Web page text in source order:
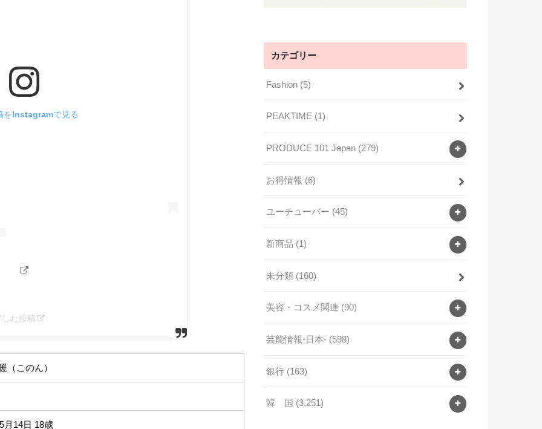
をInstagramで見る
た投稿
（このん）
月14日 18歳
カテゴリー
Fashion (5)
PEAKTIME (1)
PRODUCE 101 Japan (279)
お得情報 (6)
ユーチューバー (45)
新商品 (1)
未分類 (160)
美容・コスメ関連 (90)
芸能情報-日本- (598)
銀行 (163)
韓 国 (3,251)